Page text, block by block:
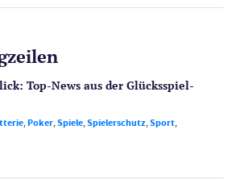
Top-News aus der Glücksspiel-
,Poker,Spiele,Spielerschutz,Sport,